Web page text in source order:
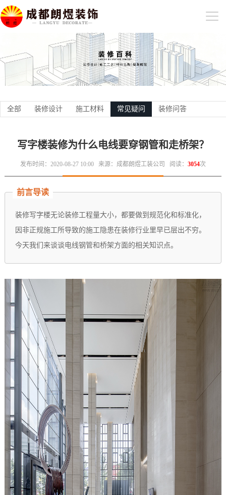
全部 装修设计 施工材料 常见疑问 装修问答
写字楼装修为什么电线要穿钢管和走桥架？
发布时间：2020-08-27 10:00 来源：成都朗煜工装公司 阅读： 3054次
前言导读
装修写字楼无论装修工程量大小，都要做到规范化和标准化，
因非正规施工所导致的施工隐患在装修行业里早已层出不穷。
今天我们来谈谈电线钢管和桥架方面的相关知识点。